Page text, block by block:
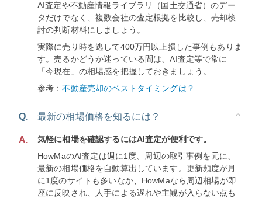
AI査定や不動産情報ライブラリ（国土交通省）のデー
タだけでなく、複数会社の査定根拠を比較し、売却検
討の判断材料にしましょう。
実際に売り時を逃して400万円以上損した事例もありま
す。売るかどうか迷っている間は、AI査定等で常に
「今現在」の相場感を把握しておきましょう。
参考：不動産売却のベストタイミングは？
Q. 最新の相場価格を知るには？
A.
気軽に相場を確認するにはAI査定が便利です。
HowMaのAI査定は週に1度、周辺の取引事例を元に、
最新の相場価格を自動算出しています。更新頻度が月
に1度のサイトも多いなか、HowMaなら周辺相場が即
座に反映され、人手による遅れや主観が入らない点も